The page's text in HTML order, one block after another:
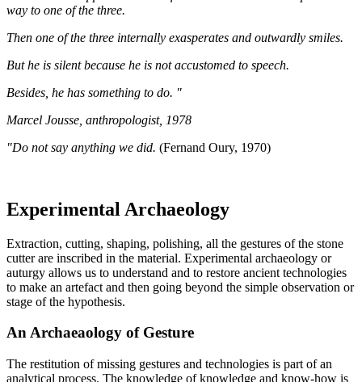
way to one of the three.
Then one of the three internally exasperates and outwardly smiles.
But he is silent because he is not accustomed to speech.
Besides, he has something to do. "
Marcel Jousse, anthropologist, 1978
"Do not say anything we did. (Fernand Oury, 1970)
Experimental Archaeology
Extraction, cutting, shaping, polishing, all the gestures of the stone
cutter are inscribed in the material. Experimental archaeology or
auturgy allows us to understand and to restore ancient technologies
to make an artefact and then going beyond the simple observation or
stage of the hypothesis.
An Archaeaology of Gesture
The restitution of missing gestures and technologies is part of an
analytical process. The knowledge of knowledge and know-how is